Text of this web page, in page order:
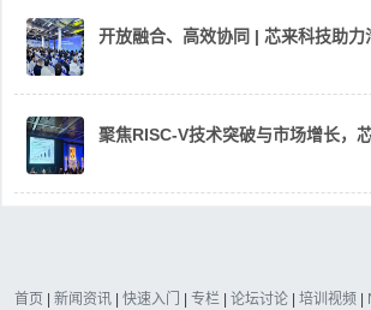
开放融合、高效协同 | 芯来科技助
聚焦RISC-V技术突破与市场增长，
首页 | 新闻资讯 | 快速入门 | 专栏 | 论坛讨论 | 培训视频 |